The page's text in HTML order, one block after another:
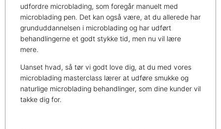
udfordre microblading, som foregår manuelt med
microblading pen. Det kan også være, at du allerede har
grunduddannelsen i microblading og har udført
behandlingerne et godt stykke tid, men nu vil lære
mere.
Uanset hvad, så tør vi godt love dig, at du med vores
microblading masterclass lærer at udføre smukke og
naturlige microblading behandlinger, som dine kunder vil
takke dig for.